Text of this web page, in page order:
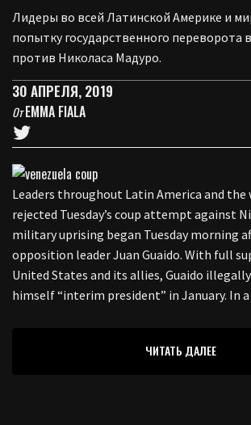
Лидеры во всей Латинской Америке и
попытку государственного переворота
против Николаса Мадуро.
30 АПРЕЛЯ, 2019
ОтEMMA FIALA
Leaders throughout Latin America and the
rejected Tuesday’s coup attempt against
military uprising began Tuesday morning
opposition leader Juan Guaido. With full
United States and its allies, Guaido
himself “interim president” in January. In
ЧИТАТЬ ДАЛЕЕ